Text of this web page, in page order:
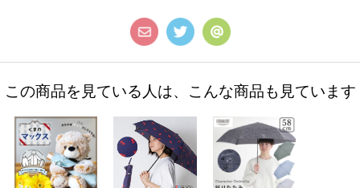
この商品を見ている人は、こんな商品も見ています